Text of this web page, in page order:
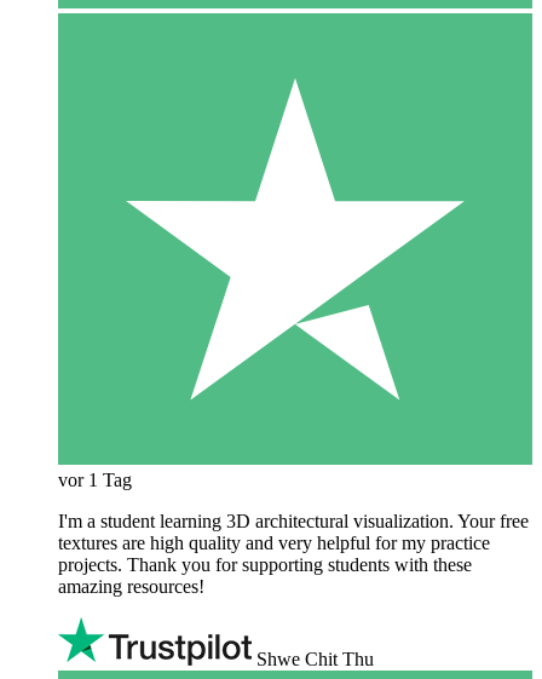
vor 1 Tag
I'm a student learning 3D architectural visualization. Your free
textures are high quality and very helpful for my practice
projects. Thank you for supporting students with these
amazing resources!
Shwe Chit Thu